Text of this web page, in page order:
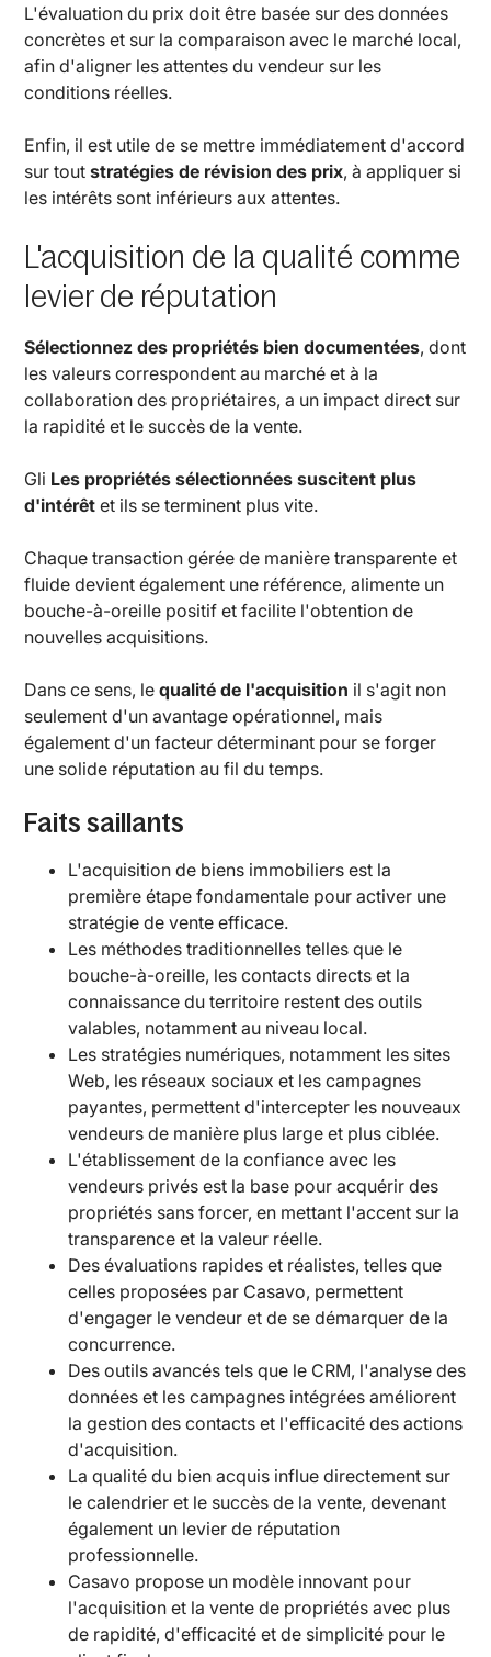
L'évaluation du prix doit être basée sur des données
concrètes et sur la comparaison avec le marché local,
afin d'aligner les attentes du vendeur sur les
conditions réelles.
Enfin, il est utile de se mettre immédiatement d'accord
sur toutstratégies de révision des prix, à appliquer si
les intérêts sont inférieurs aux attentes.
L'acquisition de la qualité comme
levier de réputation
Sélectionnez des propriétés bien documentées, dont
les valeurs correspondent au marché et à la
collaboration des propriétaires, a un impact direct sur
la rapidité et le succès de la vente.
Gli Les propriétés sélectionnées suscitent plus
d'intérêt et ils se terminent plus vite.
Chaque transaction gérée de manière transparente et
fluide devient également une référence, alimente un
bouche-à-oreille positif et facilite l'obtention de
nouvelles acquisitions.
Dans ce sens, lequalité de l'acquisition il s'agit non
seulement d'un avantage opérationnel, mais
également d'un facteur déterminant pour se forger
une solide réputation au fil du temps.
Faits saillants
L'acquisition de biens immobiliers est la
première étape fondamentale pour activer une
stratégie de vente efficace.
Les méthodes traditionnelles telles que le
bouche-à-oreille, les contacts directs et la
connaissance du territoire restent des outils
valables, notamment au niveau local.
Les stratégies numériques, notamment les sites
Web, les réseaux sociaux et les campagnes
payantes, permettent d'intercepter les nouveaux
vendeurs de manière plus large et plus ciblée.
L'établissement de la confiance avec les
vendeurs privés est la base pour acquérir des
propriétés sans forcer, en mettant l'accent sur la
transparence et la valeur réelle.
Des évaluations rapides et réalistes, telles que
celles proposées par Casavo, permettent
d'engager le vendeur et de se démarquer de la
concurrence.
Des outils avancés tels que le CRM, l'analyse des
données et les campagnes intégrées améliorent
la gestion des contacts et l'efficacité des actions
d'acquisition.
La qualité du bien acquis influe directement sur
le calendrier et le succès de la vente, devenant
également un levier de réputation
professionnelle.
Casavo propose un modèle innovant pour
l'acquisition et la vente de propriétés avec plus
de rapidité, d'efficacité et de simplicité pour le